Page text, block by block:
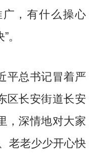
，有什么操心
总书记冒着严
区长安街道长安
，深情地对大家
老老少少开心快